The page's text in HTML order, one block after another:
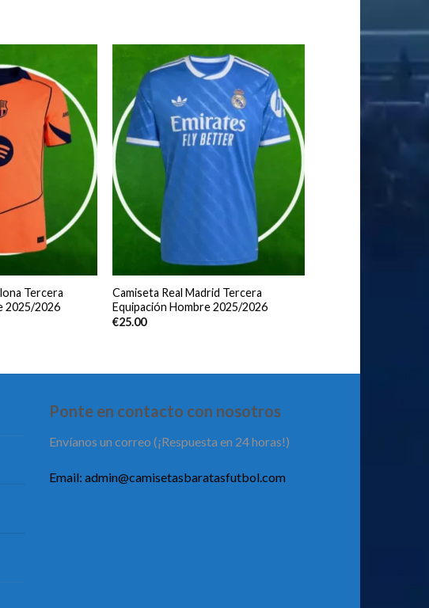
Tercera
2025/2026
Camiseta Real Madrid Tercera
Equipación Hombre 2025/2026
€25.00
Ponte en contacto con nosotros
Envíanos un correo (¡Respuesta en 24 horas!)
Email: admin@camisetasbaratasfutbol.com